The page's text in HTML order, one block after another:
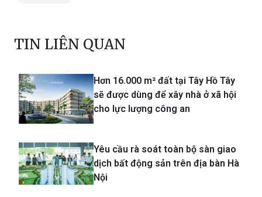
TIN LIÊN QUAN
Hơn 16.000 m² đất tại Tây Hồ Tây
sẽ được dùng để xây nhà ở xã hội
cho lực lượng công an
Yêu cầu rà soát toàn bộ sàn giao
dịch bất động sản trên địa bàn Hà
Nội